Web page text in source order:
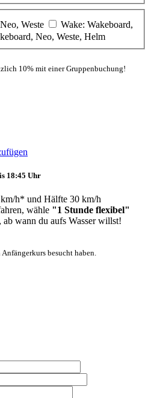
Weste
Wake: Wakeboard,
Neo, Weste, Helm
10% mit einer Gruppenbuchung!
18:45 Uhr
h* und Hälfte 30 km/h
wähle "1 Stunde flexibel"
wann du aufs Wasser willst!
besucht haben.